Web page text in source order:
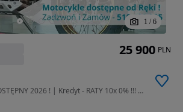
1 / 6
498 cm3 • 47 KM • DOSTĘPNY 2026 ! | Kredyt - RATY 10x 0% !!! | Leasing od 102%
25 900 PLN